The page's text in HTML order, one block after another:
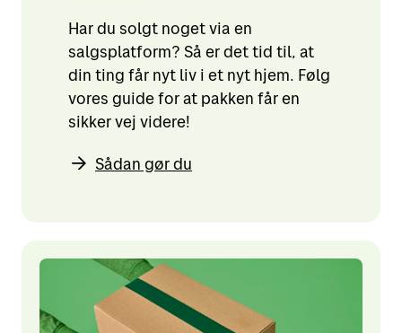
Har du solgt noget via en
salgsplatform? Så er det tid til, at
din ting får nyt liv i et nyt hjem. Følg
vores guide for at pakken får en
sikker vej videre!
Sådan gør du